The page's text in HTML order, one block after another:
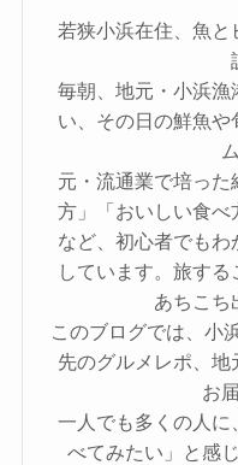
若狭小浜在住、魚
毎朝、地元・小浜漁
い、その日の鮮魚や
元・流通業で培っ
方」「おいしい食べ
など、初心者でも
しています。旅す
あちこち
このブログでは、小
先のグルメレポ、地
お
一人でも多くの人に
べてみたい」と感